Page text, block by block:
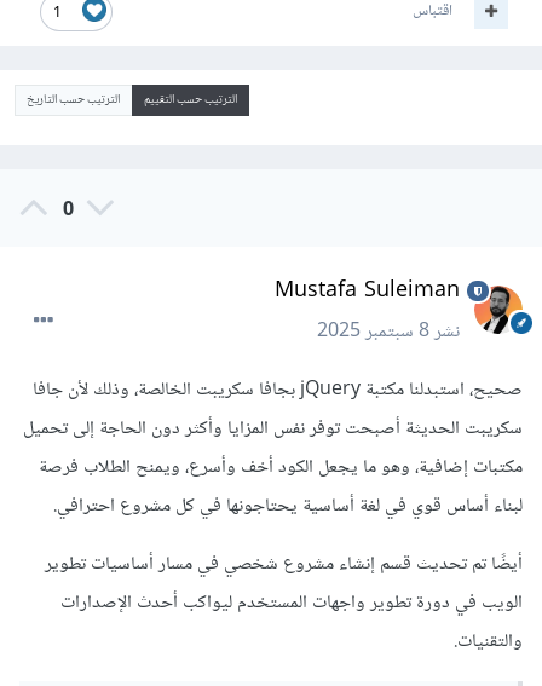
1 اقتباس
الترتيب حسب التقييم الترتيب حسب التاريخ
0
Mustafa Suleiman
نشر8 سبتمبر 2025
صحيح، استبدلنا مكتبة jQuery بجافا سكريبت الخالصة، وذلك لأن جافا
سكريبت الحديثة أصبحت توفر نفس المزايا وأكثر دون الحاجة إلى تحميل
مكتبات إضافية، وهو ما يجعل الكود أخف وأسرع، ويمنح الطلاب فرصة
لبناء أساس قوي في لغة أساسية يحتاجونها في كل مشروع احترافي.
أيضًا تم تحديث قسم إنشاء مشروع شخصي في مسار أساسيات تطوير
الويب في دورة تطوير واجهات المستخدم ليواكب أحدث الإصدارات
والتقنيات.